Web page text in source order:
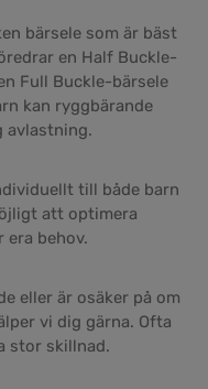
bärsele som är bäst
en Half Buckle-
Full Buckle-bärsele
kan ryggbärande
avlastning.
till både barn
att optimera
behov.
eller är osäker på om
vi dig gärna. Ofta
stor skillnad.